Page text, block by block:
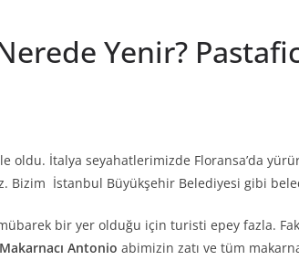
Yenir?
oldu. İtalya seyahatlerimizde Floransa’da
İstanbul Büyükşehir Belediyesi gibi
bir yer olduğu için turisti epey fazla.
Makarnacı Antonio abimizin zatı ve tüm